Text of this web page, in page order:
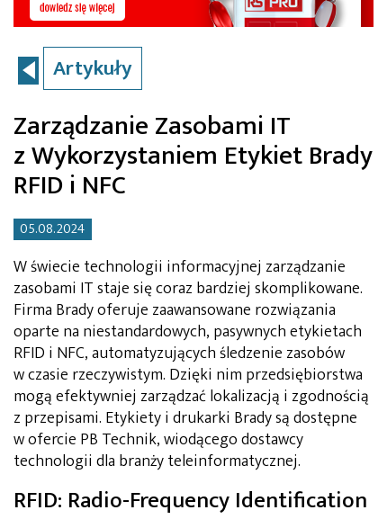
Artykuły
Zarządzanie Zasobami IT
z Wykorzystaniem Etykiet Brady
RFID i NFC
05.08.2024
W świecie technologii informacyjnej zarządzanie
zasobami IT staje się coraz bardziej skomplikowane.
Firma Brady oferuje zaawansowane rozwiązania
oparte na niestandardowych, pasywnych etykietach
RFID i NFC, automatyzujących śledzenie zasobów
w czasie rzeczywistym. Dzięki nim przedsiębiorstwa
mogą efektywniej zarządzać lokalizacją i zgodnością
z przepisami. Etykiety i drukarki Brady są dostępne
w ofercie PB Technik, wiodącego dostawcy
technologii dla branży teleinformatycznej.
RFID: Radio-Frequency Identification